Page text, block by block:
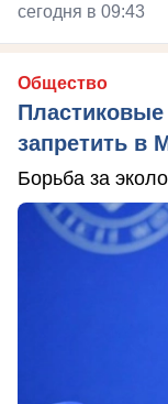
сегодня в 09:43
Общество
запретить в
Борьба за